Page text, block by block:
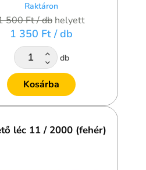
Raktáron
500 Ft/ db helyett
1 350 Ft / db
db
Kosárba
léc 11 / 2000 (fehér)